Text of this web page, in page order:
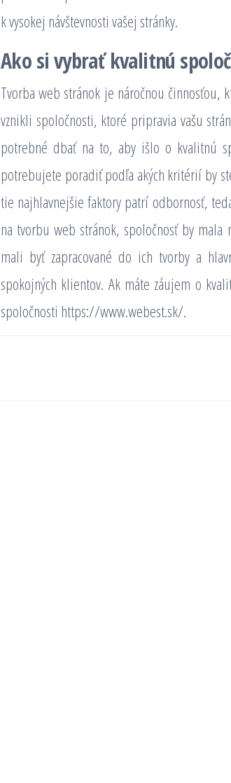
k vysokej návštevnosti vašej stránky.
Ako si vybrať kvalitnú
Tvorba web stránok je náročnou činnosťou,
vznikli spoločnosti, ktoré pripravia vašu
potrebné dbať na to, aby išlo o kvalitnú
potrebujete poradiť podľa akých kritérií by
tie najhlavnejšie faktory patrí odbornosť,
na tvorbu web stránok, spoločnosť by mala
mali byť zapracované do ich tvorby a
spokojných klientov. Ak máte záujem o
spoločnosti https://www.webest.sk/.